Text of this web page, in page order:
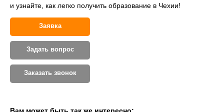
и узнайте, как легко получить образование в Чехии!
Заявка
Задать вопрос
Заказать звонок
Вам может быть так же интересно: